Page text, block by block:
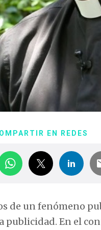
EN REDES
de un fenómeno
publicidad. En el